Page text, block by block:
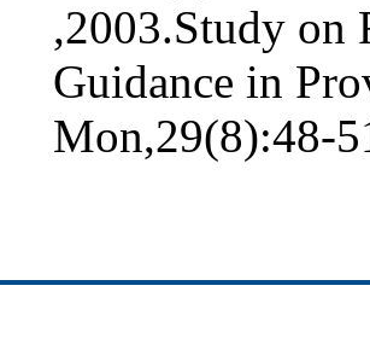
,2003.Study on
Guidance in
Mon,29(8):48-